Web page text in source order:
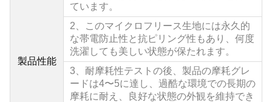
製品性能
ています。
2、
このマイクロフリース生地には永久的
な帯電防止性と抗ピリング性もあり、何度
洗濯しても美しい状態が保たれます。
3、耐摩耗性テストの後、製品の摩耗グレ
ードは4〜5に達し、過酷な環境での長期の
摩耗に耐え、良好な状態の外観を維持でき